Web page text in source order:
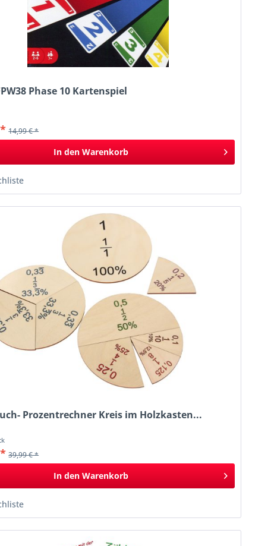
Phase 10 Kartenspiel
14,99 € *
In den Warenkorb
Prozentrechner Kreis im Holzkasten...
39,99 € *
In den Warenkorb